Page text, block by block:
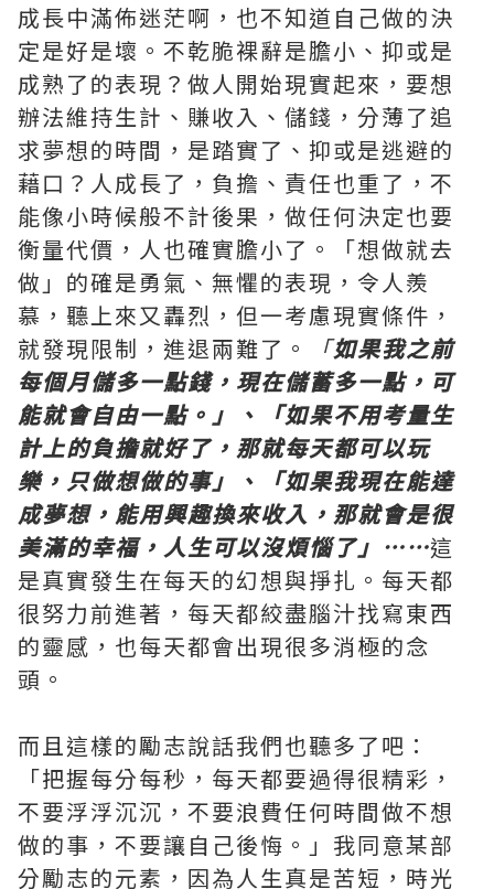
成長中滿佈迷茫啊，也不知道自己做的決
定是好是壞。不乾脆裸辭是膽小、抑或是
成熟了的表現？做人開始現實起來，要想
辦法維持生計、賺收入、儲錢，分薄了追
求夢想的時間，是踏實了、抑或是逃避的
藉口？人成長了，負擔、責任也重了，不
能像小時候般不計後果，做任何決定也要
衡量代價，人也確實膽小了。「想做就去
做」的確是勇氣、無懼的表現，令人羨
慕，聽上來又轟烈，但一考慮現實條件，
就發現限制，進退兩難了。
「如果我之前
每個月儲多一點錢，現在儲蓄多一點，可
能就會自由一點。」、「如果不用考量生
計上的負擔就好了，那就每天都可以玩
樂，只做想做的事」、「如果我現在能達
成夢想，能用興趣換來收入，那就會是很
美滿的幸福，人生可以沒煩惱了」……這
是真實發生在每天的幻想與掙扎。每天都
很努力前進著，每天都絞盡腦汁找寫東西
的靈感，也每天都會出現很多消極的念
頭。
而且這樣的勵志說話我們也聽多了吧：
「把握每分每秒，每天都要過得很精彩，
不要浮浮沉沉，不要浪費任何時間做不想
做的事，不要讓自己後悔。」我同意某部
分勵志的元素，因為人生真是苦短，時光